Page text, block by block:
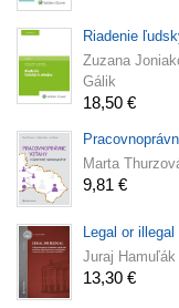
Riadenie
Zuzana
Gálik
18,50 €
Marta
9,81 €
Legal or illegal
Juraj Hamuľák
13,30 €